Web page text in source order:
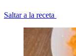
Saltar a la receta